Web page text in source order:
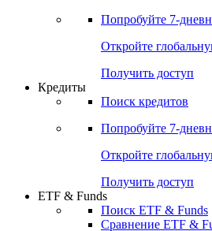
Попробуйте 7-
Откройте
Получить доступ
Кредиты
Поиск кредитов
Попробуйте 7-
Откройте
Получить доступ
ETF & Funds
Поиск ETF & Funds
Сравнение ETF &